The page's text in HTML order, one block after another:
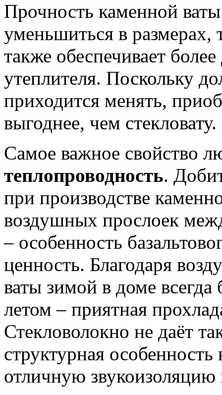
Прочность каменной
уменьшиться в размерах,
также обеспечивает
утеплителя. Поскольку
приходится менять,
выгоднее, чем стекловату.
Самое важное свойство
теплопроводность.
при производстве
воздушных прослоек
– особенность
ценность. Благодаря
ваты зимой в доме всегда
летом – приятная
Стекловолокно не даёт
структурная
отличную звукоизоляцию